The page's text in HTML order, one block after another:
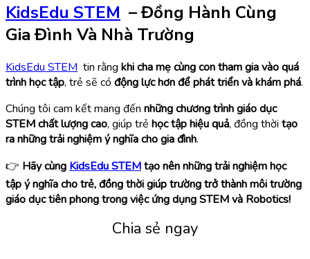
KidsEdu STEM – Đồng Hành Cùng
Gia Đình Và Nhà Trường
KidsEdu STEM tin rằng khi cha mẹ cùng con tham gia vào quá
trình học tập, trẻ sẽ có động lực hơn để phát triển và khám phá.
Chúng tôi cam kết mang đến những chương trình giáo dục
STEM chất lượng cao, giúp trẻ học tập hiệu quả, đồng thời tạo
ra những trải nghiệm ý nghĩa cho gia đình.
👉 Hãy cùng KidsEdu STEMtạo nên những trải nghiệm học
tập ý nghĩa cho trẻ, đồng thời giúp trường trở thành môi trường
giáo dục tiên phong trong việc ứng dụng STEM và Robotics!
Chia sẻ ngay